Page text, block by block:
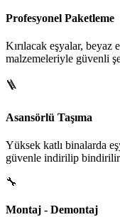
Profesyonel Paketleme
Kırılacak eşyalar, beyaz
malzemeleriyle güvenli
🪜
Asansörlü Taşıma
Yüksek katlı binalarda
güvenle indirilip
🔧
Montaj - Demontaj